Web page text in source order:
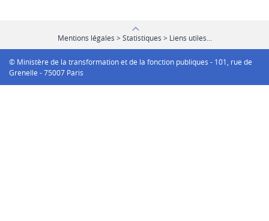
Mentions légales > Statistiques > Liens utiles...
© Ministère de la transformation et de la fonction publiques - 101, rue de
Grenelle - 75007 Paris